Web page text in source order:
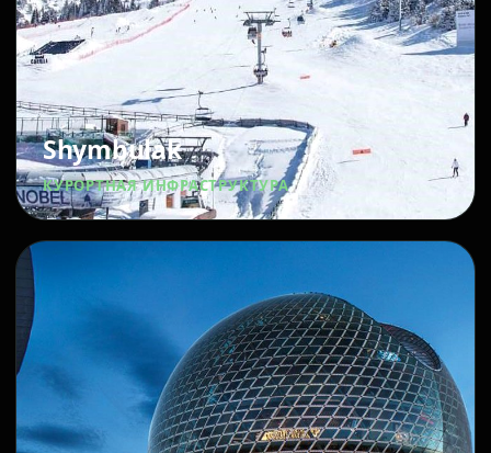
Shymbulak
КУРОРТНАЯ ИНФРАСТРУКТУРА